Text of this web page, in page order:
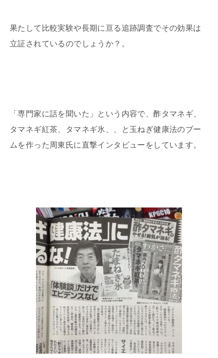
果たして比較実験や長期に亘る追跡調査でその効果は
立証されているのでしょうか？。
「専門家に話を聞いた」という内容で、酢タマネギ、
タマネギ紅茶、タマネギ氷、、と玉ねぎ健康法のブー
ムを作った周東氏に直撃インタビューをしています。